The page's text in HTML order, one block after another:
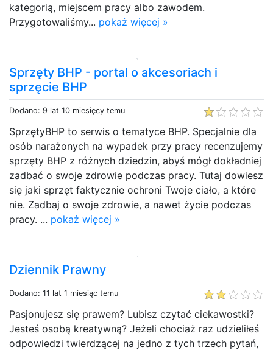
kategorią, miejscem pracy albo zawodem.
Przygotowaliśmy... pokaż więcej »
Sprzęty BHP - portal o akcesoriach i
sprzęcie BHP
Dodano: 9 lat 10 miesięcy temu
SprzętyBHP to serwis o tematyce BHP. Specjalnie dla
osób narażonych na wypadek przy pracy recenzujemy
sprzęty BHP z różnych dziedzin, abyś mógł dokładniej
zadbać o swoje zdrowie podczas pracy. Tutaj dowiesz
się jaki sprzęt faktycznie ochroni Twoje ciało, a które
nie. Zadbaj o swoje zdrowie, a nawet życie podczas
pracy. ... pokaż więcej »
Dziennik Prawny
Dodano: 11 lat 1 miesiąc temu
Pasjonujesz się prawem? Lubisz czytać ciekawostki?
Jesteś osobą kreatywną? Jeżeli chociaż raz udzieliłeś
odpowiedzi twierdzącej na jedno z tych trzech pytań,